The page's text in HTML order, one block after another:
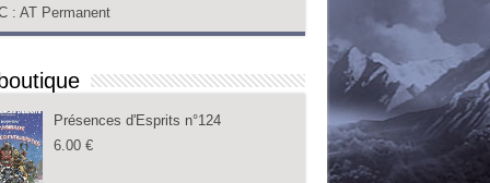
: AT Permanent
Présences d'Esprits n°124
6.00 €